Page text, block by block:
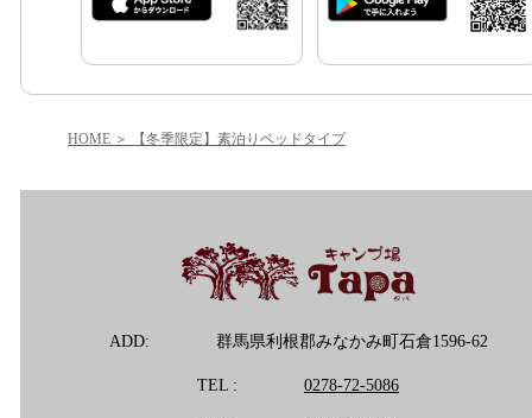
HOME 【冬季限定】素泊りベッドタイプ
ADD: 群馬県利根郡みなかみ町石倉1596-62
TEL : 0278-72-5086